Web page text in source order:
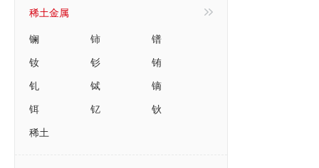
稀土金属
镧
铈
镨
钕
钐
铕
钆
铽
镝
铒
钇
钬
稀土